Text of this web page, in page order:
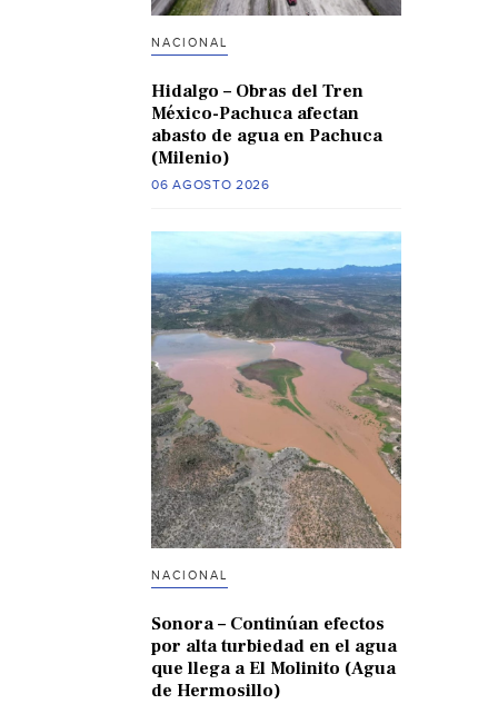
NACIONAL
Hidalgo – Obras del Tren
México-Pachuca afectan
abasto de agua en Pachuca
(Milenio)
06 AGOSTO 2026
NACIONAL
Sonora – Continúan efectos
por alta turbiedad en el agua
que llega a El Molinito (Agua
de Hermosillo)